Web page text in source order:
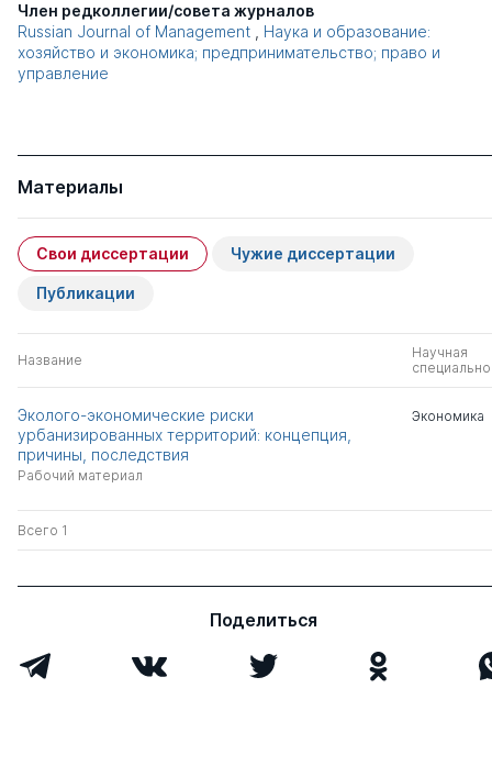
Член редколлегии/совета журналов
Russian Journal of Management
Наука и образование:
хозяйство и экономика; предпринимательство; право и
управление
Материалы
Свои диссертации Чужие диссертации
Публикации
Название
Научная
Эколого-экономические риски
урбанизированных территорий: концепция,
причины, последствия
Рабочий материал
Экономика
Всего 1
Поделиться